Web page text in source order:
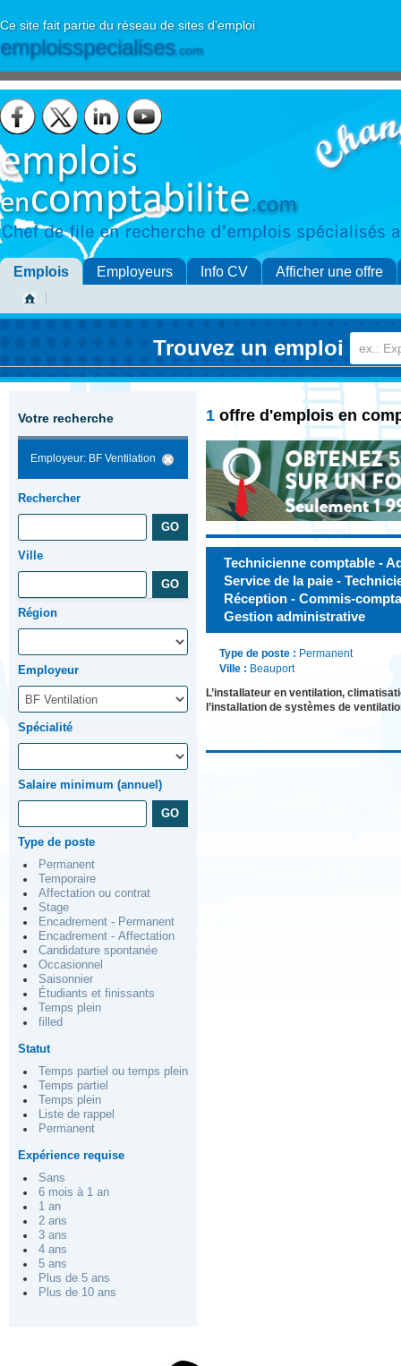
Ce site fait partie du réseau de sites d'emploi
emploisspecialises.com
Emplois Employeurs Info CV Afficher une offre
Trouvez un emploi
Votre recherche
Employeur: BF Ventilation
Rechercher
Ville
Région
Employeur
Spécialité
Salaire minimum (annuel)
Type de poste
Permanent
Temporaire
Affectation ou contrat
Stage
Encadrement - Permanent
Encadrement - Affectation
Candidature spontanée
Occasionnel
Saisonnier
Étudiants et finissants
Temps plein
filled
Statut
Temps partiel ou temps plein
Temps partiel
Temps plein
Liste de rappel
Permanent
Expérience requise
Sans
6 mois à 1 an
1 an
2 ans
3 ans
4 ans
5 ans
Plus de 5 ans
Plus de 10 ans
1 offre d'emplois en
Technicienne comptable -
Service de la paie -
Réception - Commis-
Gestion administrative
Type de poste : Permanent
Ville : Beauport
L’installateur en ventilation,
l’installation de systèmes de